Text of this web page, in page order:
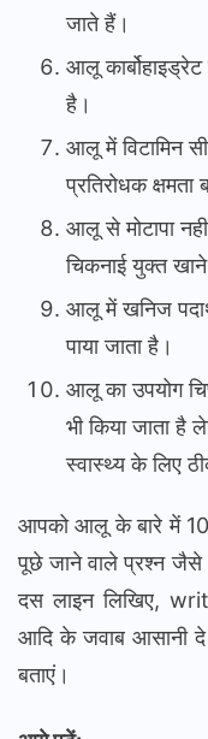
जाते हैं।
आलू
है।
आलू में विटामिन
प्रतिरोधक क्षमता
आलू से मोटापा
चिकनाई युक्त खाने
आलू में खनिज
पाया जाता है।
आलू का उपयोग
भी किया जाता है
स्वास्थ्य के लिए
आपको आलू के बारे में
पूछे जाने वाले प्रश्न
दस लाइन लिखिए,
आदि के जवाब आसानी
बताएं।